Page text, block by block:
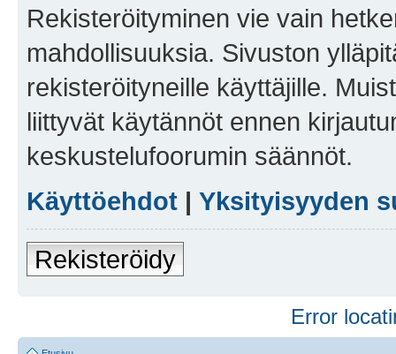
Rekisteröityminen vie vain
mahdollisuuksia. Sivuston
rekisteröityneille käyttäjille.
liittyvät käytännöt ennen
keskustelufoorumin säännöt.
Käyttöehdot | Yksityisyyden
Rekisteröidy
Error